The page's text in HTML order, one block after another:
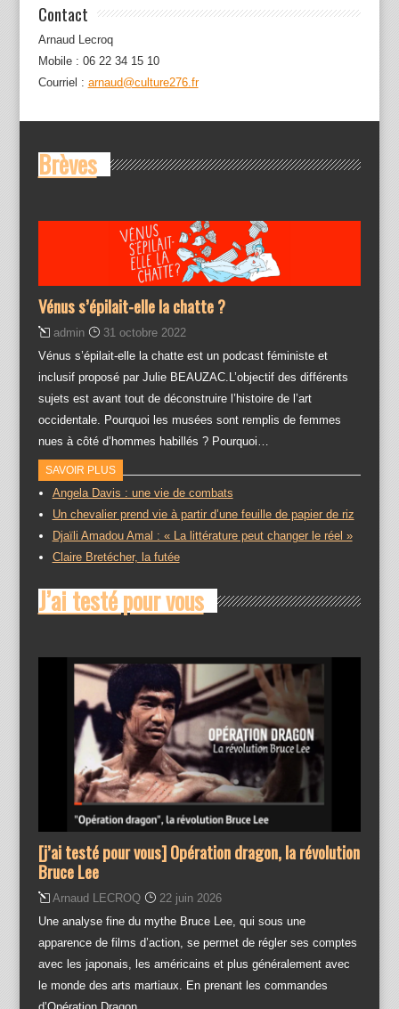
Contact
Arnaud Lecroq
Mobile : 06 22 34 15 10
Courriel : arnaud@culture276.fr
Brèves
Vénus s’épilait-elle la chatte ?
admin
31 octobre 2022
Vénus s’épilait-elle la chatte est un podcast féministe et
inclusif proposé par Julie BEAUZAC.L’objectif des différents
sujets est avant tout de déconstruire l’histoire de l’art
occidentale. Pourquoi les musées sont remplis de femmes
nues à côté d’hommes habillés ? Pourquoi…
SAVOIR PLUS
Angela Davis : une vie de combats
Un chevalier prend vie à partir d’une feuille de papier de riz
Djaïli Amadou Amal : « La littérature peut changer le réel »
Claire Bretécher, la futée
J’ai testé pour vous
[j’ai testé pour vous] Opération dragon, la révolution
Bruce Lee
Arnaud LECROQ
22 juin 2026
Une analyse fine du mythe Bruce Lee, qui sous une
apparence de films d’action, se permet de régler ses comptes
avec les japonais, les américains et plus généralement avec
le monde des arts martiaux. En prenant les commandes